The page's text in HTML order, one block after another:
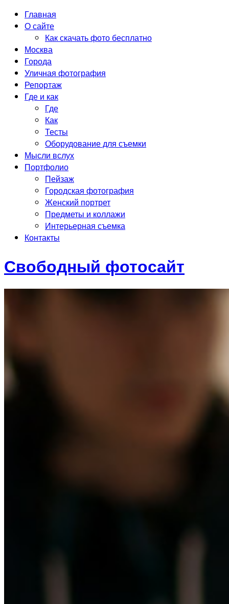
Главная
О сайте
Как скачать фото бесплатно
Москва
Города
Уличная фотография
Репортаж
Где и как
Где
Как
Тесты
Оборудование для съемки
Мысли вслух
Портфолио
Пейзаж
Городская фотография
Женский портрет
Предметы и коллажи
Интерьерная съемка
Контакты
Свободный фотосайт